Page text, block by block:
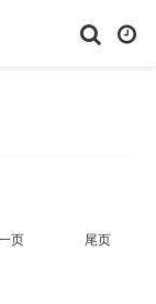
短剧大全 体育
页 尾页